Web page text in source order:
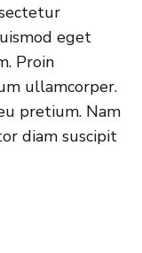
eget
Proin
ullamcorper.
pretium. Nam
diam suscipit